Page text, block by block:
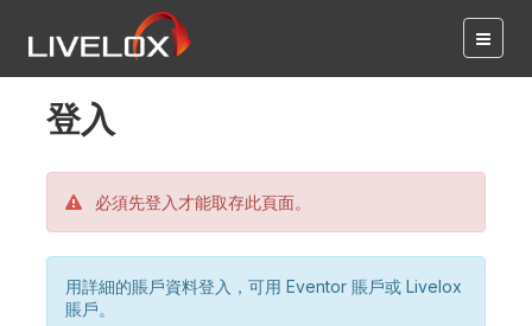
登入
必須先登入才能取存此頁面。
用詳細的賬戶資料登入，可用 Eventor 賬戶或 Livelox
賬戶。